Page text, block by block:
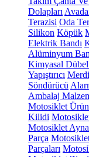
Dolapları
Terazisi Oda
Silikon Köpük
Elektrik Bandı
Alüminyum
Kimyasal
Yapıştırıcı
Söndürücü
Ambalaj
Motosiklet
Kilidi
Motosiklet
Parça
Parçaları